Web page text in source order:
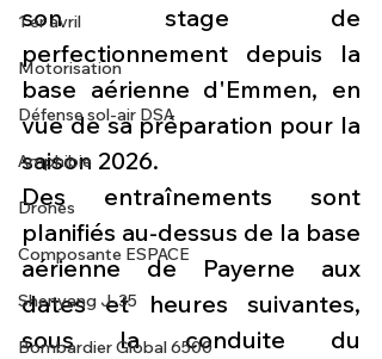
1 er avril
Motorisation
Défense sol-air DSA
Amphibie
Drones
Composante ESPACE
Shenyang J-35
Bombardier Global 6500
son stage de
perfectionnement depuis la
base aérienne d'Emmen, en
vue de sa préparation pour la
saison 2026.
Des entraînements sont
planifiés au-dessus de la base
aérienne de Payerne aux
dates et heures suivantes,
sous la conduite du